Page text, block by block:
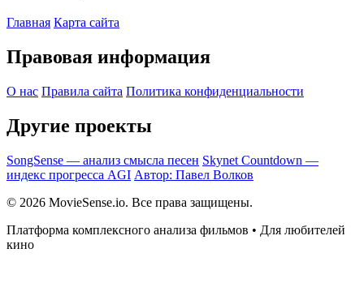
Главная Карта сайта
Правовая информация
О нас Правила сайта Политика конфиденциальности
Другие проекты
SongSense — анализ смысла песен Skynet Countdown —
индекс прогресса AGI Автор: Павел Волков
© 2026 MovieSense.io. Все права защищены.
Платформа комплексного анализа фильмов • Для любителей
кино